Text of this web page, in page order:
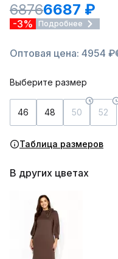
68766687 ₽
-3% Подробнее
Оптовая цена: 4954 ₽
Выберите размер
46 48 50 52
Таблица размеров
В других цветах